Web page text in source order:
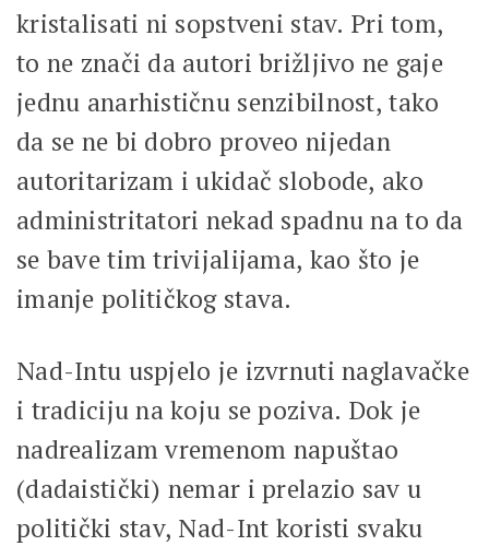
kristalisati ni sopstveni stav. Pri tom,
to ne znači da autori brižljivo ne gaje
jednu anarhističnu senzibilnost, tako
da se ne bi dobro proveo nijedan
autoritarizam i ukidač slobode, ako
administritatori nekad spadnu na to da
se bave tim trivijalijama, kao što je
imanje političkog stava.
Nad-Intu uspjelo je izvrnuti naglavačke
i tradiciju na koju se poziva. Dok je
nadrealizam vremenom napuštao
(dadaistički) nemar i prelazio sav u
politički stav, Nad-Int koristi svaku